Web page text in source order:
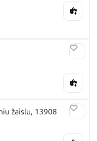
žaislu, 13908